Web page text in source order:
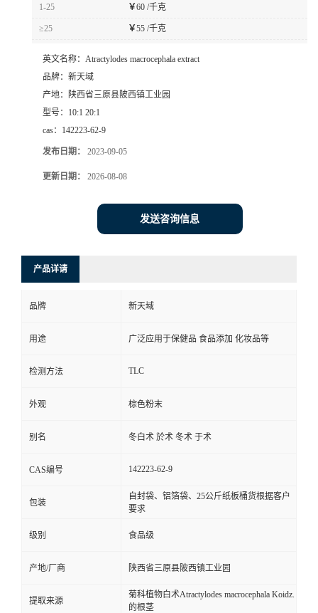
1-25 ￥60 /千克
≥25 ￥55 /千克
英文名称： Atractylodes macrocephala extract
品牌： 新天域
产地：
陕西省三原县陂西镇工业园
型号： 10:1 20:1
cas： 142223-62-9
发布日期： 2023-09-05
更新日期： 2026-08-08
发送咨询信息
产品详请
品牌 新天域
用途 广泛应用于保健品 食品添加 化妆品等
检测方法 TLC
外观 棕色粉末
别名 冬白术 於术 冬术 于术
CAS编号 142223-62-9
包装
自封袋、铝箔袋、25公斤纸板桶货根据客户
要求
级别 食品级
产地/厂商 陕西省三原县陂西镇工业园
提取来源
菊科植物白术Atractylodes macrocephala Koidz.
的根茎